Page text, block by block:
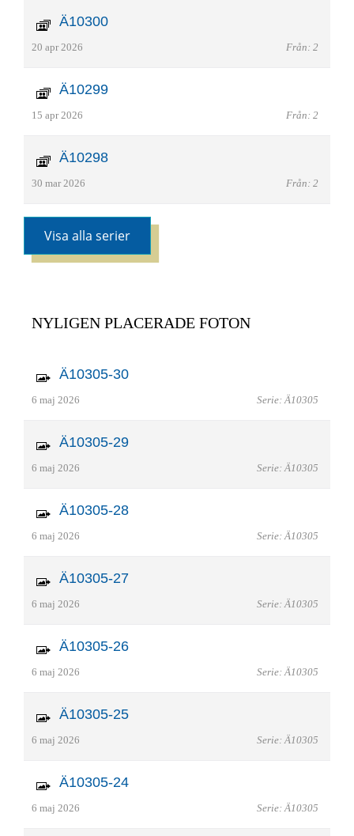
Ä10300
20 apr 2026 Från: 2
Ä10299
15 apr 2026 Från: 2
Ä10298
30 mar 2026 Från: 2
Visa alla serier
NYLIGEN PLACERADE FOTON
Ä10305-30
6 maj 2026 Serie: Ä10305
Ä10305-29
6 maj 2026 Serie: Ä10305
Ä10305-28
6 maj 2026 Serie: Ä10305
Ä10305-27
6 maj 2026 Serie: Ä10305
Ä10305-26
6 maj 2026 Serie: Ä10305
Ä10305-25
6 maj 2026 Serie: Ä10305
Ä10305-24
6 maj 2026 Serie: Ä10305